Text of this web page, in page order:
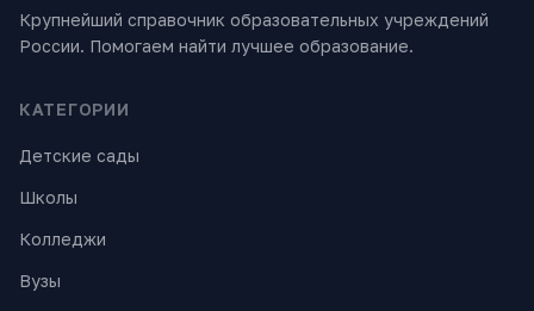
Крупнейший справочник образовательных учреждений
России. Помогаем найти лучшее образование.
КАТЕГОРИИ
Детские сады
Школы
Колледжи
Вузы